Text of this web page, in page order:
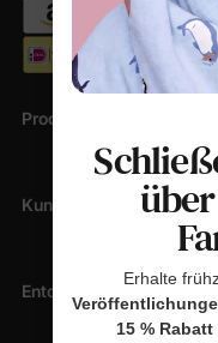
Produkte
Kundendienst
Entdecken
Erhalte
15 % Rabatt